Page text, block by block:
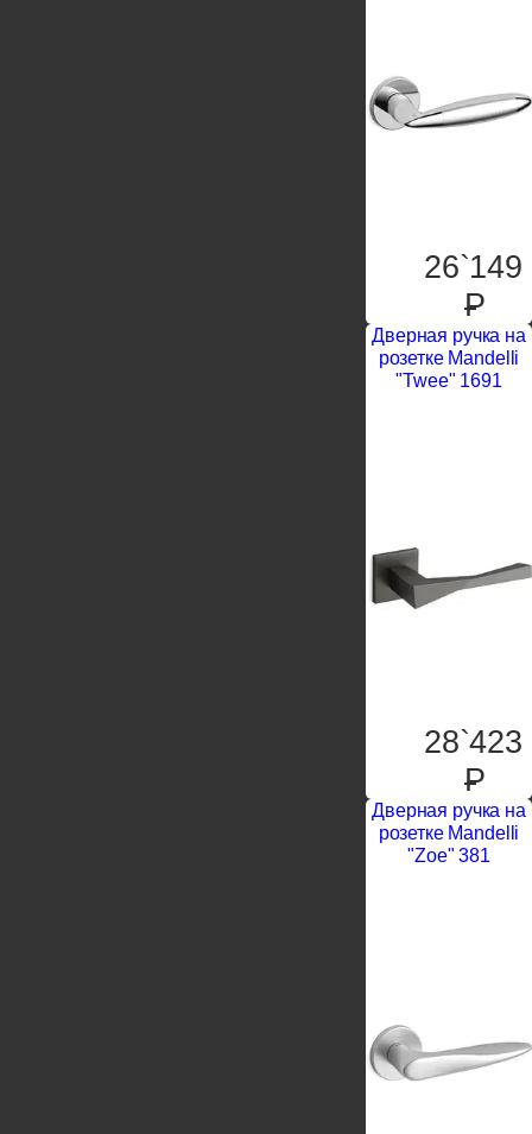
26`149
P
Дверная ручка на
розетке Mandelli
"Twee" 1691
28`423
P
Дверная ручка на
розетке Mandelli
"Zoe" 381